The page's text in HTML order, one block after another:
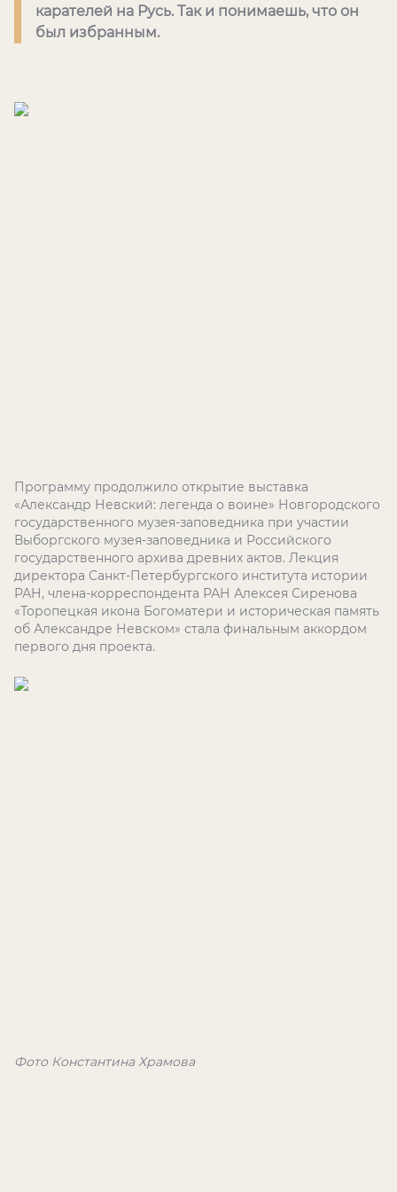
карателей на Русь. Так и понимаешь, что он
был избранным.
Программу продолжило открытие выставка
«Александр Невский: легенда о воине» Новгородского
государственного музея-заповедника при участии
Выборгского музея-заповедника и Российского
государственного архива древних актов. Лекция
директора Санкт-Петербургского института истории
РАН, члена-корреспондента РАН Алексея Сиренова
«Торопецкая икона Богоматери и историческая память
об Александре Невском» стала финальным аккордом
первого дня проекта.
Фото Константина Храмова